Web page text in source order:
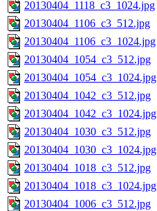
20130404_1118_c3_1024.jpg
20130404_1106_c3_512.jpg
20130404_1106_c3_1024.jpg
20130404_1054_c3_512.jpg
20130404_1054_c3_1024.jpg
20130404_1042_c3_512.jpg
20130404_1042_c3_1024.jpg
20130404_1030_c3_512.jpg
20130404_1030_c3_1024.jpg
20130404_1018_c3_512.jpg
20130404_1018_c3_1024.jpg
20130404_1006_c3_512.jpg